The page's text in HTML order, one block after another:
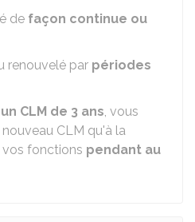
de façon continue ou
renouvelé par périodes
CLM de 3 ans, vous
CLM qu'à la
vos fonctions pendant au